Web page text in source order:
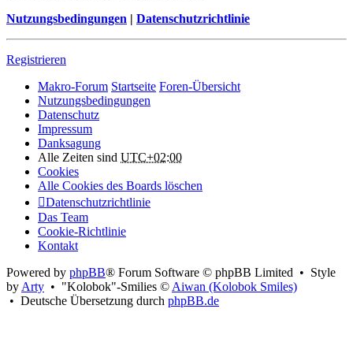
Nutzungsbedingungen | Datenschutzrichtlinie
Registrieren
Makro-Forum Startseite Foren-Übersicht
Nutzungsbedingungen
Datenschutz
Impressum
Danksagung
Alle Zeiten sind UTC+02:00
Cookies
Alle Cookies des Boards löschen
Datenschutzrichtlinie
Das Team
Cookie-Richtlinie
Kontakt
Powered by phpBB® Forum Software © phpBB Limited • Style
byArty • "Kolobok"-Smilies ©Aiwan (Kolobok Smiles)
• Deutsche Übersetzung durch phpBB.de